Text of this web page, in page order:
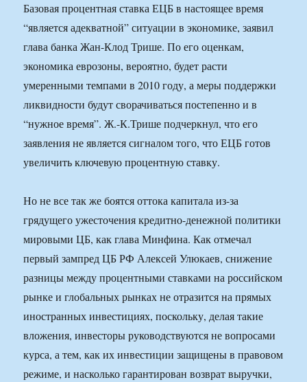
Базовая процентная ставка ЕЦБ в настоящее время
“является адекватной” ситуации в экономике, заявил
глава банка Жан-Клод Трише. По его оценкам,
экономика еврозоны, вероятно, будет расти
умеренными темпами в 2010 году, а меры поддержки
ликвидности будут сворачиваться постепенно и в
“нужное время”. Ж.-К.Трише подчеркнул, что его
заявления не является сигналом того, что ЕЦБ готов
увеличить ключевую процентную ставку.
Но не все так же боятся оттока капитала из-за
грядущего ужесточения кредитно-денежной политики
мировыми ЦБ, как глава Минфина. Как отмечал
первый зампред ЦБ РФ Алексей Улюкаев, снижение
разницы между процентными ставками на российском
рынке и глобальных рынках не отразится на прямых
иностранных инвестициях, поскольку, делая такие
вложения, инвесторы руководствуются не вопросами
курса, а тем, как их инвестиции защищены в правовом
режиме, и насколько гарантирован возврат выручки,